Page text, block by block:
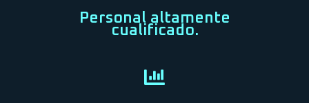
Personal altamente
cualificado.